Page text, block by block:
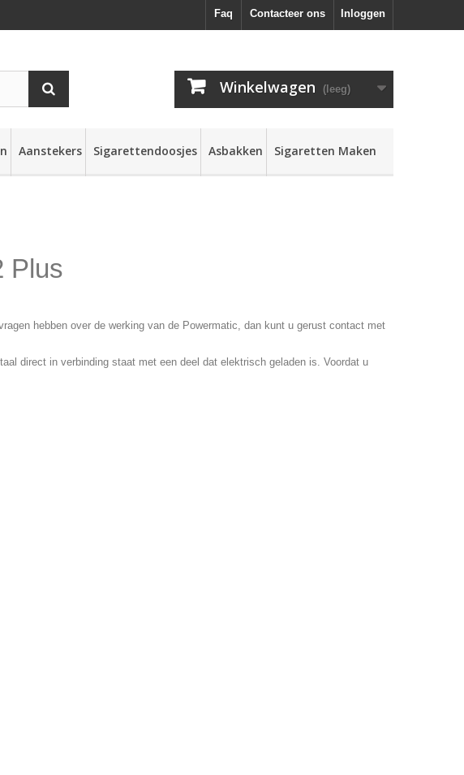
Inloggen
Contacteer ons
Faq
Winkelwagen (leeg)
Aanstekers Sigarettendoosjes Asbakken Sigaretten Maken
Plus
hebben over de werking van de Powermatic, dan kunt u gerust contact met
direct in verbinding staat met een deel dat elektrisch geladen is. Voordat u